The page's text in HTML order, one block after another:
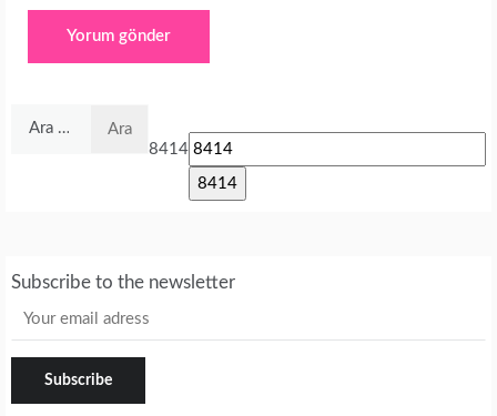
8414
Subscribe to the newsletter